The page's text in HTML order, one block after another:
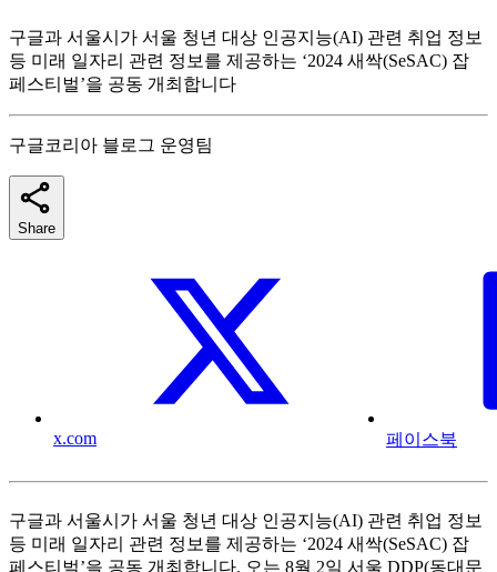
구글과 서울시가 서울 청년 대상 인공지능(AI) 관련 취업 정보
등 미래 일자리 관련 정보를 제공하는 ‘2024 새싹(SeSAC) 잡
페스티벌’을 공동 개최합니다
구글코리아 블로그 운영팀
Share
x.com 페이스북
구글과 서울시가 서울 청년 대상 인공지능(AI) 관련 취업 정보
등 미래 일자리 관련 정보를 제공하는 ‘2024 새싹(SeSAC) 잡
페스티벌’을 공동 개최합니다. 오는 8월 2일 서울 DDP(동대문